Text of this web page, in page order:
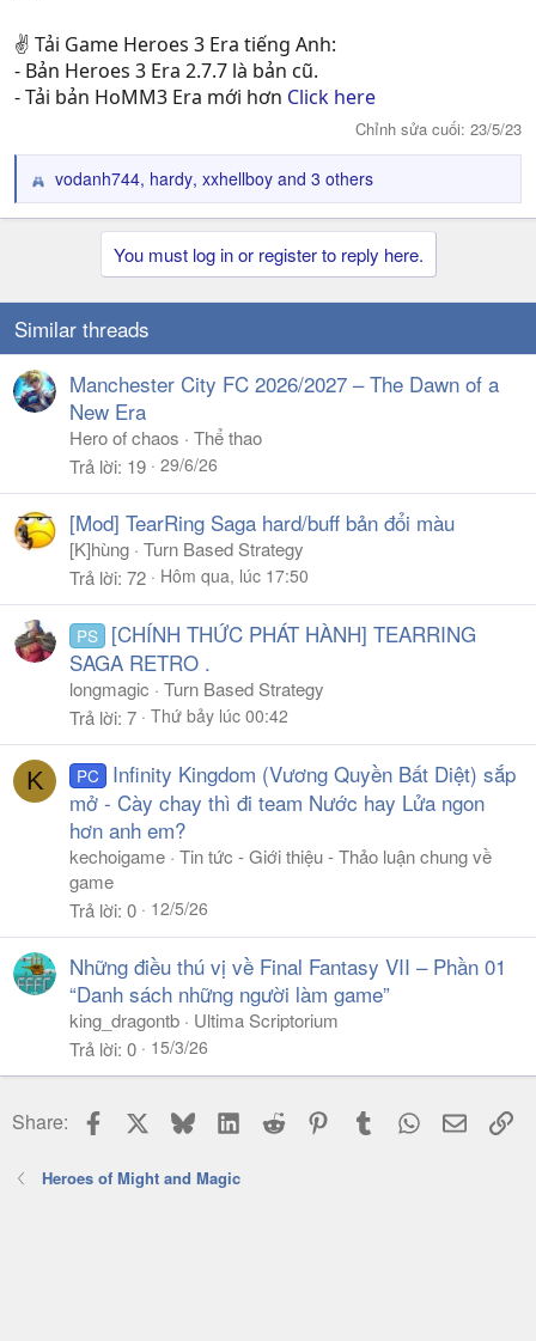
✌ Tải Game Heroes 3 Era tiếng Anh:
- Bản Heroes 3 Era 2.7.7 là bản cũ.
- Tải bản HoMM3 Era mới hơn Click here
Chỉnh sửa cuối: 23/5/23
R
e
i
o
s
:
vodanh744, hardy, xxhellboy and 3 others
You must log in or register to reply here.
Similar threads
Manchester City FC 2026/2027 – The Dawn of a
New Era
Hero of chaos
Thể thao
Trả lời 19 29/6/26
[Mod] TearRing Saga hard/buff bản đổi màu
[K]hùng Turn Based Strategy
Trả lời 72 Hôm qua, lúc 17:50
PS
[CHÍNH THỨC PHÁT HÀNH] TEARRING
SAGA RETRO .
longmagic
Turn Based Strategy
Trả lời 7 Thứ bảy lúc 00:42
K PC
Infinity Kingdom (Vương Quyền Bất Diệt) sắp
mở - Cày chay thì đi team Nước hay Lửa ngon
hơn anh em?
kechoigame Tin tức - Giới thiệu - Thảo luận chung về
game
Trả lời 0 12/5/26
Những điều thú vị về Final Fantasy VII – Phần 01
“Danh sách những người làm game”
king_dragontb
Ultima Scriptorium
Trả lời 0 15/3/26
Share: Facebook BlueskyLinkedIn
Reddit PinterestTumblr WhatsApp
Email
Heroes of Might and Magic